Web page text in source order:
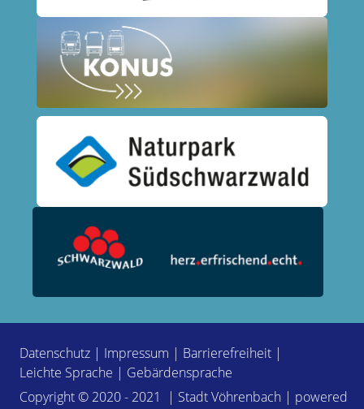
Datenschutz | Impressum | Barrierefreiheit |
Leichte Sprache | Gebärdensprache
Copyright © 2020 - 2021 | Stadt Vöhrenbach | powered